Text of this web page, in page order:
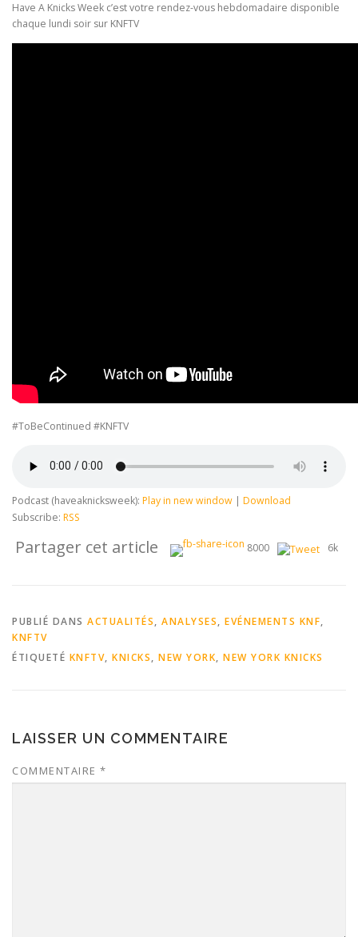
Have A Knicks Week c’est votre rendez-vous hebdomadaire disponible
chaque lundi soir sur KNFTV
#ToBeContinued #KNFTV
Podcast (haveaknicksweek): Play in new window | Download
Subscribe: RSS
Partager cet article 8000 6k
PUBLIÉ DANS ACTUALITÉS, ANALYSES, EVÉNEMENTS KNF,
KNFTV
ÉTIQUETÉ KNFTV, KNICKS, NEW YORK, NEW YORK KNICKS
LAISSER UN COMMENTAIRE
COMMENTAIRE *